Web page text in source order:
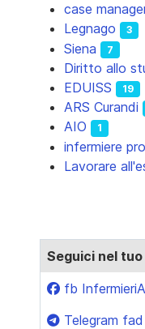
case
Legnago 3
Siena 7
Diritto allo
EDUISS 19
ARS Curandi
AIO 1
infermiere
Lavorare
Seguici nel
fb
Telegram